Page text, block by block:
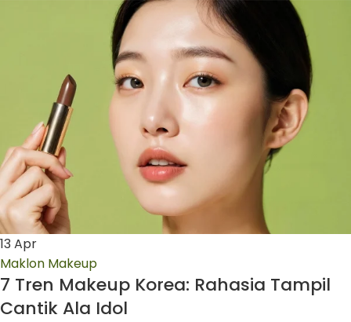
13 Apr
Maklon Makeup
7 Tren Makeup Korea: Rahasia Tampil
Cantik Ala Idol